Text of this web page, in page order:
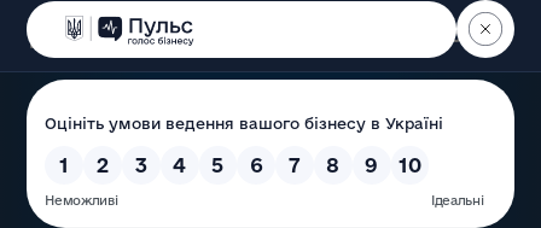
Пошук